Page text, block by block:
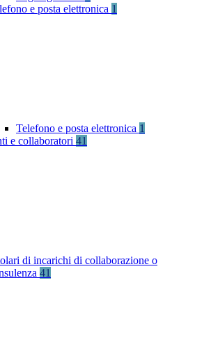
e posta elettronica 1
Telefono e posta elettronica 1
e collaboratori 41
di incarichi di collaborazione o
41